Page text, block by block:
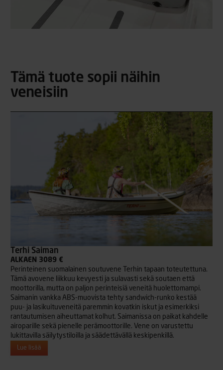
Tämä tuote sopii näihin
veneisiin
Terhi Saiman
ALKAEN 3089 €
Perinteinen suomalainen soutuvene Terhin tapaan toteutettuna.
Tämä avovene liikkuu kevyesti ja sulavasti sekä soutaen että
moottorilla, mutta on paljon perinteisiä veneitä huolettomampi.
Saimanin vankka ABS-muovista tehty sandwich-runko kestää
puu- ja lasikuituveneitä paremmin kovatkin iskut ja esimerkiksi
rantautumisen aiheuttamat kolhut. Saimanissa on paikat kahdelle
airoparille sekä pienelle perämoottorille. Vene on varustettu
lukittavilla säilytystiloilla ja säädettävällä keskipenkillä.
Lue lisää